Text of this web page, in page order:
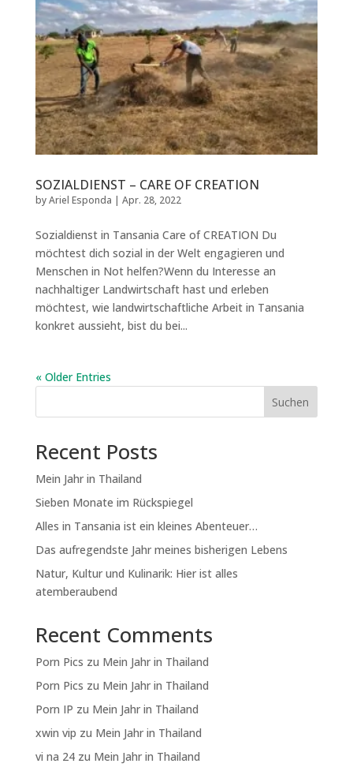
SOZIALDIENST – CARE OF CREATION
byAriel Esponda | Apr. 28, 2022
Sozialdienst in Tansania Care of CREATION Du
möchtest dich sozial in der Welt engagieren und
Menschen in Not helfen?Wenn du Interesse an
nachhaltiger Landwirtschaft hast und erleben
möchtest, wie landwirtschaftliche Arbeit in Tansania
konkret aussieht, bist du bei...
« Older Entries
Suchen
Recent Posts
Mein Jahr in Thailand
Sieben Monate im Rückspiegel
Alles in Tansania ist ein kleines Abenteuer…
Das aufregendste Jahr meines bisherigen Lebens
Natur, Kultur und Kulinarik: Hier ist alles
atemberaubend
Recent Comments
Porn Pics zu Mein Jahr in Thailand
Porn Pics zu Mein Jahr in Thailand
Porn IP zu Mein Jahr in Thailand
xwin vip zu Mein Jahr in Thailand
vi na 24zu Mein Jahr in Thailand